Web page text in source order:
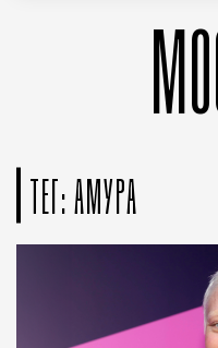
ТЕГ: АМУРА